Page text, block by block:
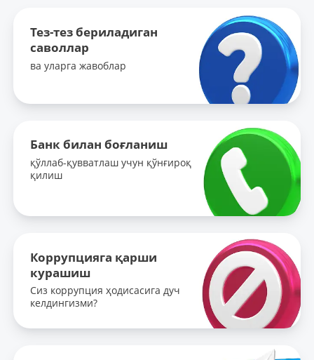
Тез-тез бериладиган
саволлар
ва уларга жавоблар
Банк билан боғланиш
қўллаб-қувватлаш учун қўнғироқ
қилиш
Коррупцияга қарши
курашиш
Сиз коррупция ҳодисасига дуч
келдингизми?